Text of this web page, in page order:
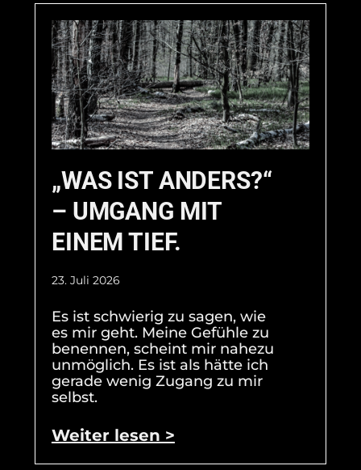
„WAS IST ANDERS?“
– UMGANG MIT
EINEM TIEF.
23. Juli 2026
Es ist schwierig zu sagen, wie
es mir geht. Meine Gefühle zu
benennen, scheint mir nahezu
unmöglich. Es ist als hätte ich
gerade wenig Zugang zu mir
selbst.
Weiter lesen >